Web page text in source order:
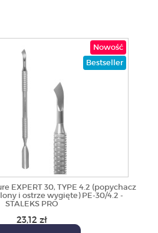
Nowość
Bestseller
EXPERT 30, TYPE 4.2 (popychacz
i ostrze wygięte) PE-30/4.2 -
STALEKS PRO
23,12 zł